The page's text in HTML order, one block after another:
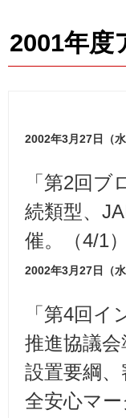
2001年度
2002年3月27日（水
「第2回
続類型、
催。（4/1）
2002年3月27日（水
「第4回
推進協議
設置要綱
全安心マ